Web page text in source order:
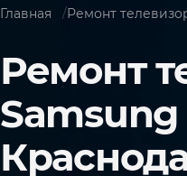
Главная Ремонт
Ремонт
Samsung